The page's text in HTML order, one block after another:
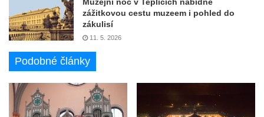
zážitkovou cestu muzeem i pohled do
zákulisí
11. 5. 2026
Podobné články